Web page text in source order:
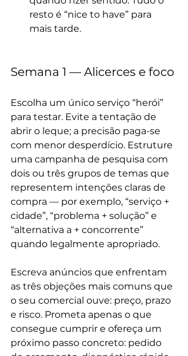
resto é “nice to have” para
mais tarde.
Semana 1 — Alicerces e foco
Escolha um único serviço “herói”
para testar. Evite a tentação de
abrir o leque; a precisão paga-se
com menor desperdício. Estruture
uma campanha de pesquisa com
dois ou três grupos de temas que
representem intenções claras de
compra — por exemplo, “serviço +
cidade”, “problema + solução” e
“alternativa a + concorrente”
quando legalmente apropriado.
Escreva anúncios que enfrentam
as três objeções mais comuns que
o seu comercial ouve: preço, prazo
e risco. Prometa apenas o que
consegue cumprir e ofereça um
próximo passo concreto: pedido